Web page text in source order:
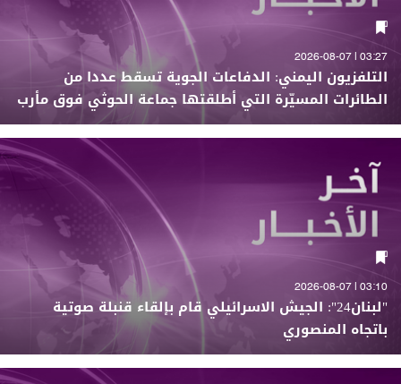
03:27 | 2026-08-07
التلفزيون اليمني: الدفاعات الجوية تسقط عددا من
الطائرات المسيّرة التي أطلقتها جماعة الحوثي فوق مأرب
03:10 | 2026-08-07
"لبنان24": الجيش الاسرائيلي قام بإلقاء قنبلة صوتية
باتجاه المنصوري